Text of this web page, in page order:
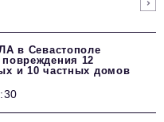
в Севастополе
12
и 10 частных домов